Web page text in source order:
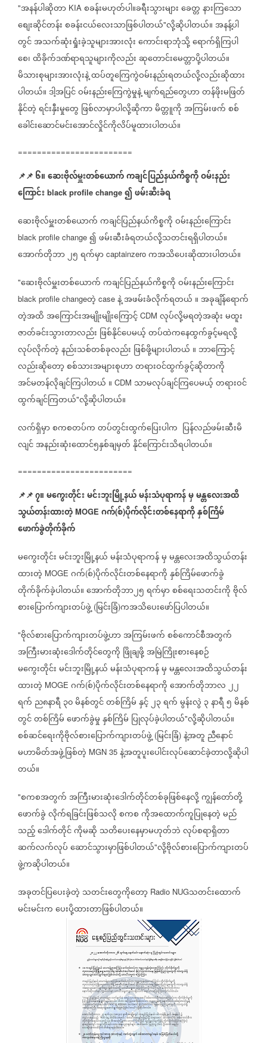
"အနန်ပါဆိုတာ KIA စခန်းမဟုတ်ပါ။ခရီးသွားများခေတ္တနားကြသော
စျေးဆိုင်တန်းစခန်းငယ်လေးသာဖြစ်ပါတယ်"လို့ဆိုပါတယ်။အနန့်ပါ
တွင်အသက်ဆုံးရှုံးခဲ့သူများအားလုံး‌ကောင်းရာဘုံသို့ရောက်ရှိကြပါ
စေ၊ထိခိုက်ဒဏ်ရာရသူများကိုလည်းဆုတောင်းမေတ္တာပို့ပါတယ်။
မိသားစုများအားလုံးနဲ့ထပ်တူကြေကွဲဝမ်းနည်းရတယ်လို့လည်းဆိုထား
ပါတယ်။ဒါ့အပြင်ဝမ်းနည်းကြေကွဲမှုနဲ့မျက်ရည်တွေဟာတန်ဖိုးမဖြတ်
နိုင်တဲ့ရင်းနှီးမှုတွေ ဖြစ်လာမှာပါလို့ဆိုကာမိတ္တူကိုအကြမ်းဖက်စစ်
ခေါင်းဆောင်မင်းအောင်လှိုင်ကိုလိပ်မူထားပါတယ်။
========================
📌📌၆။ဆေးဗိုလ်မှူးတစ်ယောက်ကချင်ပြည်နယ်ကိစ္စကိုဝမ်းနည်း
ကြောင်း black profile change ၍ဖမ်းဆီးခံရ
ဆေးဗိုလ်မှူးတစ်ယောက်ကချင်ပြည်နယ်ကိစ္စကိုဝမ်းနည်းကြောင်း
black profile change ၍ဖမ်းဆီးခံရတယ်လို့သတင်းရရှိပါတယ်။
အောက်တိုဘာ၂၅ရက်မှာ captainzero ကအသိပေးဆိုထားပါတယ်။
"ဆေးဗိုလ်မှူးတစ်ယောက်ကချင်ပြည်နယ်ကိစ္စကိုဝမ်းနည်းကြောင်း
black profile changeတဲ့ case နဲ့အဖမ်းခံလိုက်ရတယ် ။အခုချိန်ရောက်
တဲ့အထိအကြောင်းအမျိုးမျိုးကြောင့် CDM လုပ်လို့မရတဲ့အဆုံးမထူး
ဇာတ်ခင်းသွားတာလည်း ဖြစ်နိုင်ပေမယ့်တပ်ထဲကနေထွက်ခွင့်မရလို့
လုပ်လိုက်တဲ့နည်းသစ်တစ်ခုလည်း ဖြစ်ဖို့များပါတယ် ။ ဘာကြောင့်
လည်းဆိုတော့စစ်သားအများစုဟာတရားဝင်ထွက်ခွင့်ဆိုတာကို
အင်မတန်လိုချင်ကြပါတယ် ။ CDM သာမလုပ်ချင်ကြပေမယ့်တရားဝင်
ထွက်ချင်ကြတယ်"လို့ဆိုပါတယ်။
လက်ရှိမှာစကစတပ်ကတပ်တွင်းထွက်ပြေးပါက ပြန်လည်ဖမ်းဆီးမိ
လျင်အနည်းဆုံးထောင်၅နှစ်ချမှတ်နိုင်ကြောင်းသိရပါတယ်။
========================
📌📌၇။မကွေးတိုင်းမင်းဘူးမြို့နယ်မန်းသံပုရာကန်မှမန္တလေးအထိ
သွယ်တန်းထားတဲ့ MOGE ဂက်(စ်)ပိုက်လိုင်းတစ်နေရာကိုနှစ်ကြိမ်
ဖောက်ခွဲတိုက်ခိုက်
မကွေးတိုင်းမင်းဘူးမြို့နယ်မန်းသံပုရာကန်မှမန္တလေးအထိသွယ်တန်း
ထားတဲ့ MOGE ဂက်(စ်)ပိုက်လိုင်းတစ်နေရာကိုနှစ်ကြိမ်ဖောက်ခွဲ
တိုက်ခိုက်ခဲ့ပါတယ်။အောက်တိုဘာ၂၅ရက်မှာစစ်ရေးသတင်းကိုဗိုလ်
စားပြောက်ကျားတပ်ဖွဲ့ (မြင်းခြံ)ကအသိပေးဖော်ပြပါတယ်။
"ဗိုလ်စားပြောက်ကျားတပ်ဖွဲ့ဟာအကြမ်းဖက်စစ်ကောင်စီအတွက်
အကြီးမားဆုံးဒေါက်တိုင်တွေကို ဖြိုချဖို့အမြဲကြိုးစားနေစဉ်
မကွေးတိုင်းမင်းဘူးမြို့နယ်မန်းသံပုရာကန်မှမန္တလေးအထိသွယ်တန်း
ထားတဲ့ MOGE ဂက်(စ်)ပိုက်လိုင်းတစ်နေရာကိုအောက်တိုဘာလ၂၂
ရက် ည၈နာရီ ၃၀မိနစ်တွင်တစ်ကြိမ်နှင့်၂၃ရက်မွန်းလွဲ ၃နာရီ၅မိနစ်
တွင်တစ်ကြိမ်ဖောက်ခွဲမှုနှစ်ကြိမ် ပြုလုပ်ခဲ့ပါတယ်"လို့ဆိုပါတယ်။
စစ်ဆင်ရေးကိုဗိုလ်စားပြောက်ကျားတပ်ဖွဲ့ (မြင်းခြံ) နဲ့အတူ ညီနောင်
မဟာမိတ်အဖွဲ့ဖြစ်တဲ့ MGN 35 နဲ့အတူပူးပေါင်းလုပ်ဆောင်ခဲ့တာလို့ဆိုပါ
တယ်။
"စကစအတွက်အကြီးမားဆုံးဒေါက်တိုင်တစ်ခုဖြစ်နေလို့ကျွန်တော်တို့
ဖောက်ခွဲလိုက်ရခြင်းဖြစ်သလိုစကစကိုအထောက်ကူပြုနေတဲ့မည်
သည့်ဒေါက်တိုင်ကိုမဆို သတိပေးနေမှာမဟုတ်ဘဲလုပ်စရာရှိတာ
ဆက်လက်လုပ်ဆောင်သွားမှာဖြစ်ပါတယ်"လို့ဗိုလ်စားပြောက်ကျားတပ်
ဖွဲ့ကဆိုပါတယ်။
အခုတင်ပြပေးခဲ့တဲ့ သတင်းတွေကိုတော့ Radio NUGသတင်းထောက်
မင်းမင်းကပေးပို့ထားတာဖြစ်ပါတယ်။